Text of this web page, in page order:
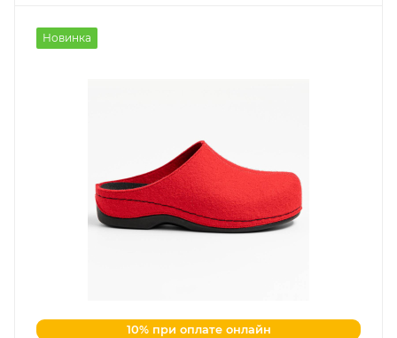
Новинка
10% при оплате онлайн